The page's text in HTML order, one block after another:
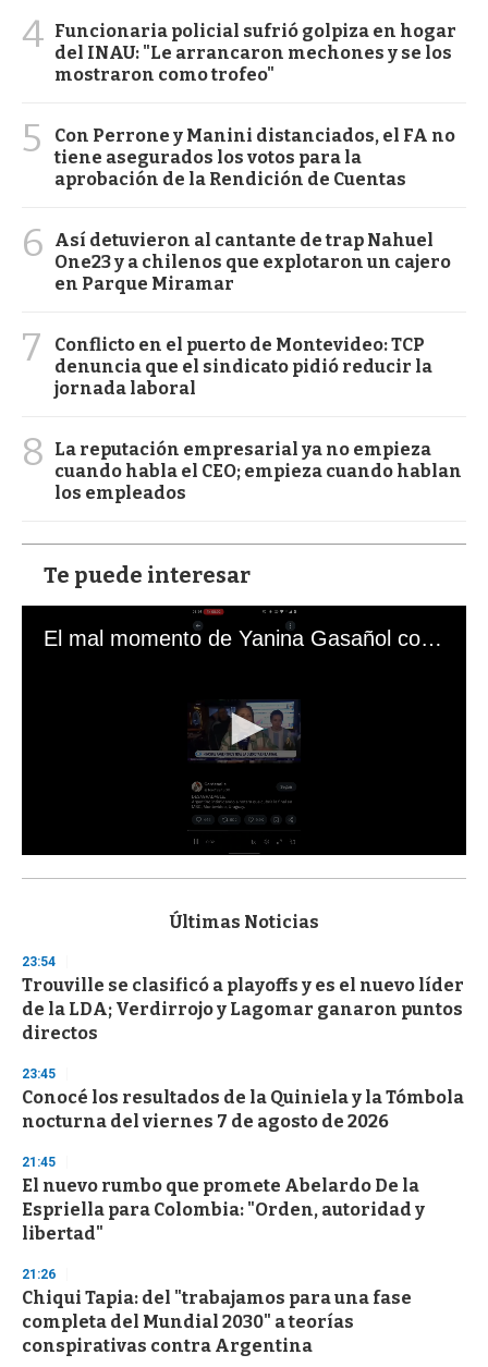
4 Funcionaria policial sufrió golpiza en hogar
del INAU: "Le arrancaron mechones y se los
mostraron como trofeo"
5
Con Perrone y Manini distanciados, el FA no
tiene asegurados los votos para la
aprobación de la Rendición de Cuentas
6
Así detuvieron al cantante de trap Nahuel
One23 y a chilenos que explotaron un cajero
en Parque Miramar
7
Conflicto en el puerto de Montevideo: TCP
denuncia que el sindicato pidió reducir la
jornada laboral
8
La reputación empresarial ya no empieza
cuando habla el CEO; empieza cuando hablan
los empleados
Te puede interesar
El mal momento de Yanina Gasañol con un hincha argentino en "Subrayado"
s
d
s
o
f
3
s
e
c
o
d
s
Últimas Noticias
23:54
Trouville se clasificó a playoffs y es el nuevo líder
de la LDA; Verdirrojo y Lagomar ganaron puntos
directos
23:45
Conocé los resultados de la Quiniela y la Tómbola
nocturna del viernes 7 de agosto de 2026
21:45
El nuevo rumbo que promete Abelardo De la
Espriella para Colombia: "Orden, autoridad y
libertad"
21:26
Chiqui Tapia: del "trabajamos para una fase
completa del Mundial 2030" a teorías
conspirativas contra Argentina